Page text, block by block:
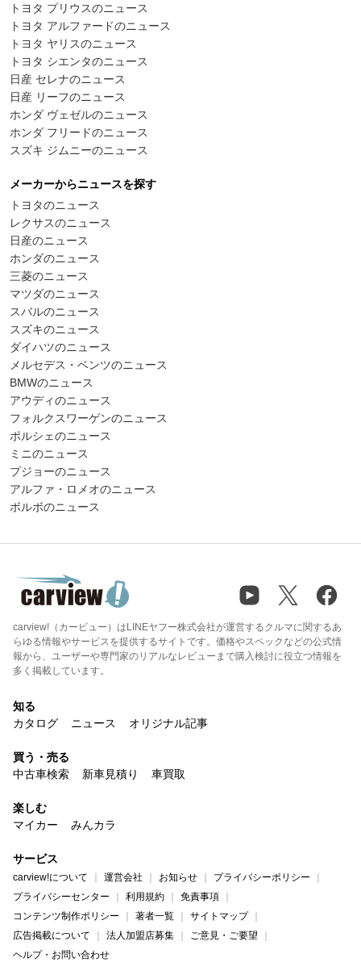
トヨタ プリウスのニュース
トヨタ アルファードのニュース
トヨタ ヤリスのニュース
トヨタ シエンタのニュース
日産 セレナのニュース
日産 リーフのニュース
ホンダ ヴェゼルのニュース
ホンダ フリードのニュース
スズキ ジムニーのニュース
メーカーからニュースを探す
トヨタのニュース
レクサスのニュース
日産のニュース
ホンダのニュース
三菱のニュース
マツダのニュース
スバルのニュース
スズキのニュース
ダイハツのニュース
メルセデス・ベンツのニュース
BMWのニュース
アウディのニュース
フォルクスワーゲンのニュース
ポルシェのニュース
ミニのニュース
プジョーのニュース
アルファ・ロメオのニュース
ボルボのニュース
carview!（カービュー）はLINEヤフー株式会社が運営するクルマに関するあ
らゆる情報やサービスを提供するサイトです。価格やスペックなどの公式情
報から、ユーザーや専門家のリアルなレビューまで購入検討に役立つ情報を
多く掲載しています。
知る
カタログ
ニュース オリジナル記事
買う・売る
中古車検索
新車見積り 車買取
楽しむ
マイカー
みんカラ
サービス
carview!について 運営会社 お知らせ
プライバシーポリシー
プライバシーセンター
利用規約
免責事項
コンテンツ制作ポリシー
著者一覧
サイトマップ
広告掲載について
法人加盟店募集
ご意見・ご要望
ヘルプ・お問い合わせ